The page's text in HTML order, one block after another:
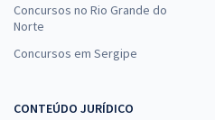
Concursos no Rio Grande do
Norte
Concursos em Sergipe
CONTEÚDO JURÍDICO